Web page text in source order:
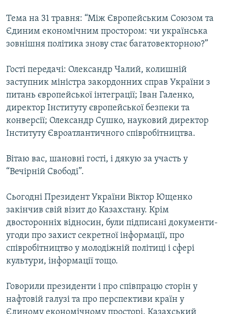
Тема на 31 травня: “Між Європейським Союзом та
Єдиним економічним простором: чи українська
зовнішня політика знову стає багатовекторною?”
Гості передачі: Олександр Чалий, колишній
заступник міністра закордонних справ України з
питань європейської інтеграції; Іван Галенко,
директор Інституту європейської безпеки та
конверсії; Олександр Сушко, науковий директор
Інституту Євроатлантичного співробітництва.
Вітаю вас, шановні гості, і дякую за участь у
“Вечірній Свободі”.
Сьогодні Президент України Віктор Ющенко
закінчив свій візит до Казахстану. Крім
двосторонніх відносин, були підписані документи-
угоди про захист секретної інформації, про
співробітництво у молодіжній політиці і сфері
культури, інформації тощо.
Говорили президенти і про співпрацю сторін у
нафтовій галузі та про перспективи країн у